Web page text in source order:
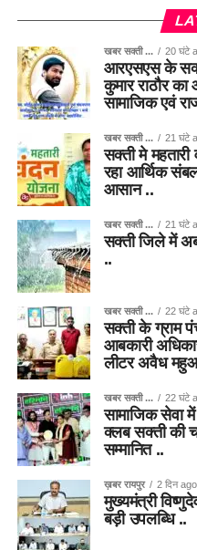
खबर सक्ती ... 20 घंटे
आरएसएस के
कुमार राठौर
सामाजिक एवं
खबर सक्ती ... 21 घंटे
सक्ती मे
रहा आर्थिक
आसान ..
खबर सक्ती ... 21 घंटे
सक्ती जिले में
..
खबर सक्ती ... 22 घंटे
सक्ती के ग्राम
आबकारी
लीटर अवैध
खबर सक्ती ... 22 घंटे
सामाजिक सेवा
क्लब सक्ती की
सम्मानित ..
ख़बर रायपुर 2 दिन ago
मुख्यमंत्री
बड़ी उपलब्धि ..